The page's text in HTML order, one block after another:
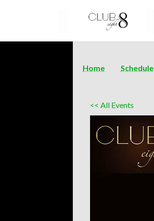
Home Schedule
<< All Events